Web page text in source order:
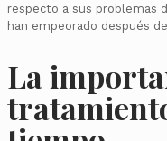
respecto a sus problemas
han empeorado después
La